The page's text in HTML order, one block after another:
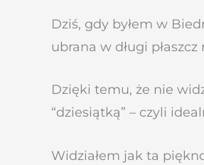
Dziś, gdy byłem w
ubrana w długi
Dzięki temu, że nie
“dziesiątką” – czyli
Widziałem jak ta